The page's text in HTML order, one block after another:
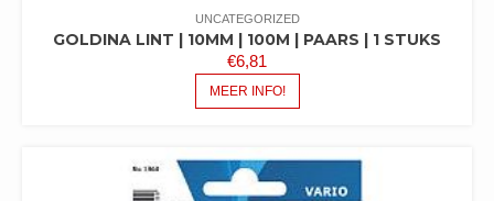
UNCATEGORIZED
GOLDINA LINT | 10MM | 100M | PAARS | 1 STUKS
€6,81
MEER INFO!